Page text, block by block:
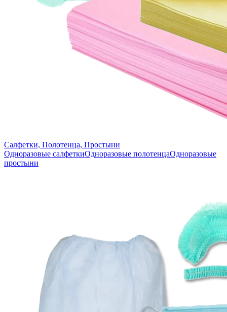
Салфетки, Полотенца, Простыни
Одноразовые салфеткиОдноразовые полотенцаОдноразовые
простыни